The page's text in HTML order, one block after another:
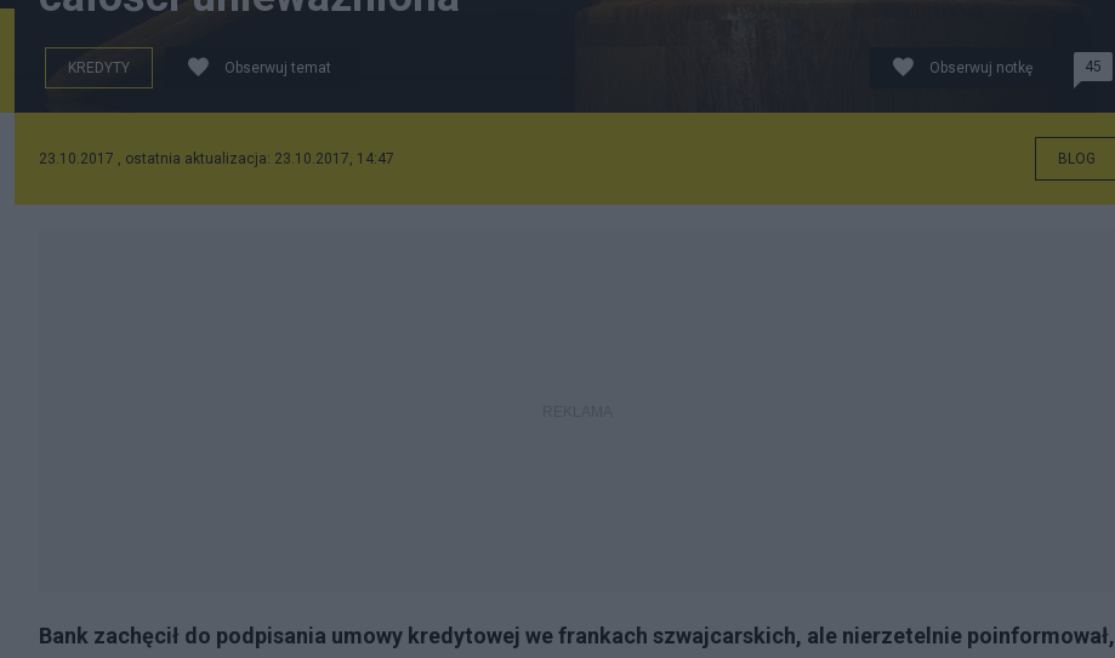
KREDYTY Obserwuj temat Obserwuj notkę 45
23.10.2017 , ostatnia aktualizacja: 23.10.2017, 14:47 BLOG
Bank zachęcił do podpisania umowy kredytowej we frankach szwajcarskich, ale nierzetelnie poinformował,